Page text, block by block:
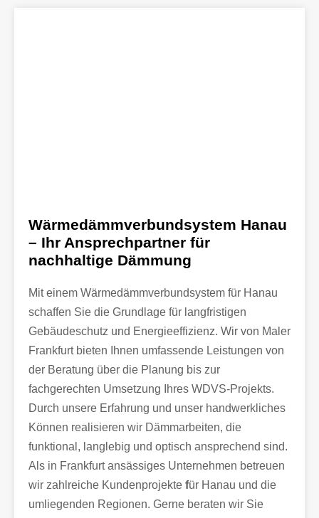
Wärmedämmverbundsystem Hanau
– Ihr Ansprechpartner für
nachhaltige Dämmung
Mit einem Wärmedämmverbundsystem für Hanau
schaffen Sie die Grundlage für langfristigen
Gebäudeschutz und Energieeffizienz. Wir von Maler
Frankfurt bieten Ihnen umfassende Leistungen von
der Beratung über die Planung bis zur
fachgerechten Umsetzung Ihres WDVS-Projekts.
Durch unsere Erfahrung und unser handwerkliches
Können realisieren wir Dämmarbeiten, die
funktional, langlebig und optisch ansprechend sind.
Als in Frankfurt ansässiges Unternehmen betreuen
wir zahlreiche Kundenprojekte für Hanau und die
umliegenden Regionen. Gerne beraten wir Sie